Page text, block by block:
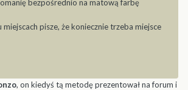
bezpośrednio na matową farbę
pisze, że koniecznie trzeba miejsce
, on kiedyś tą metodę prezentował na forum i